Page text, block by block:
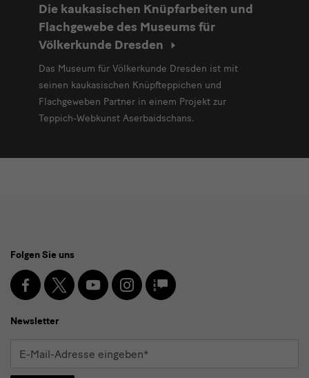
Die kaukasischen Knüpfarbeiten und
Flachgewebe des Museums für
Völkerkunde Dresden
Das Museum für Völkerkunde Dresden ist mit
seinen kaukasischen Knüpfteppichen und
Flachgeweben Partner in einem Projekt zur
Teppich-Webkunst Aserbaidschans.
Media
und
Newsletter
Folgen Sie uns
Facebook
X YoutubeInstagramSKD
Blog
Newsletter
E-